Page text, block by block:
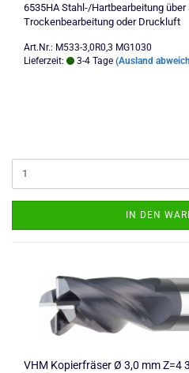
6535HA Stahl-/Hartbearbeitung über
Trockenbearbeitung oder Druckluft
Art.Nr.: M533-3,0R0,3 MG1030
Lieferzeit:
3-4 Tage (Ausland
IN DEN
VHM Kopierfräser Ø 3,0 mm Z=4